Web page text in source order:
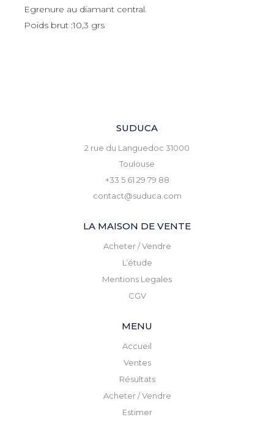
Egrenure au diamant central.
Poids brut :10,3 grs
SUDUCA
2 rue du Languedoc 31000
Toulouse
+33 5 61 29 79 88
contact@suduca.com
LA MAISON DE VENTE
Acheter / Vendre
L’étude
Mentions Legales
CGV
MENU
Accueil
Ventes
Résultats
Acheter / Vendre
Estimer